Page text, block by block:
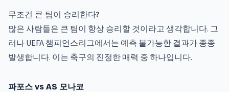
무조건 큰 팀이 승리한다?
많은 사람들은 큰 팀이 항상 승리할 것이라고 생각합니다. 그
러나 UEFA 챔피언스리그에서는 예측 불가능한 결과가 종종
발생합니다. 이는 축구의 진정한 매력 중 하나입니다.
파포스 vs AS 모나코